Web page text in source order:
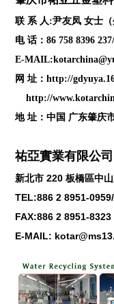
联 系 人:尹友凤 女士（
电 话：86 758 8396
E-
网 址： http://
http://
地 址：中国 广东肇庆
祐亞實業有限公司
新北市220 板橋區中
TEL:886 2 8951-
FAX:886 2 8951-8323
E-MAIL: